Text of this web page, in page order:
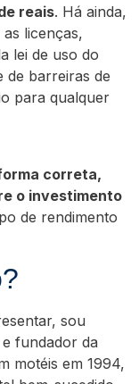
reais. Há ainda,
licenças,
lei de uso do
de barreiras de
para qualquer
correta,
o investimento
de rendimento
sou
fundador da
motéis em 1994,